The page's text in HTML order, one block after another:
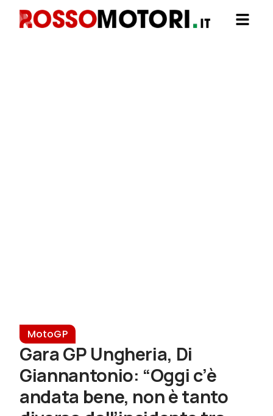
MotoGP
Gara GP Ungheria, Di
Giannantonio: “Oggi c’è
andata bene, non è tanto